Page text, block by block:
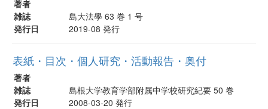
著者
雑誌
島大法學 63 巻 1 号
発行日
2019-08 発行
表紙・目次・個人研究・活動報告・奥付
著者
雑誌
島根大学教育学部附属中学校研究紀要 50 巻
発行日
2008-03-20 発行